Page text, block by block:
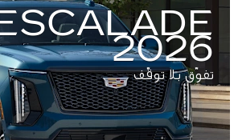
ESCALADE
2026
تفوّق بلا توقّف